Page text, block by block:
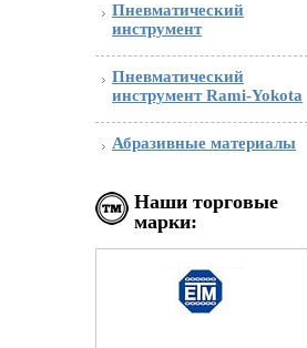
Пневматический
инструмент
Пневматический
инструмент Rami-Yokota
Абразивные материалы
Наши торговые
марки: